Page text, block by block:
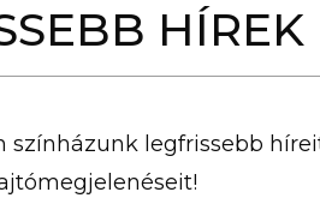
HÍREK
színházunk legfrissebb